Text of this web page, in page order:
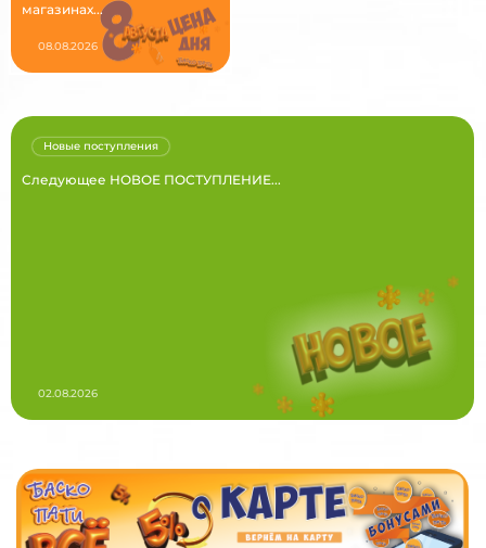
магазинах...
08.08.2026
Следующее НОВОЕ ПОСТУПЛЕНИЕ...
Новые поступления
02.08.2026